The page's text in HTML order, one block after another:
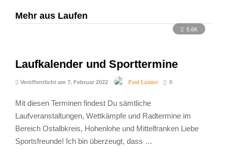
Mehr aus Laufen
5.6K
Laufkalender und Sporttermine
Veröffentlicht am 7. Februar 2022 Paul Launer 0
Mit diesen Terminen findest Du sämtliche
Laufveranstaltungen, Wettkämpfe und Radtermine im
Bereich Ostalbkreis, Hohenlohe und Mittelfranken Liebe
Sportsfreunde! Ich bin überzeugt, dass …